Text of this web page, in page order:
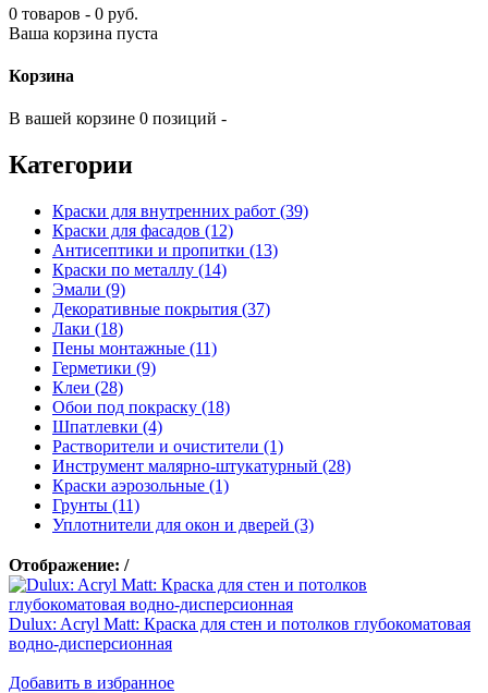
0 товаров - 0 руб.
Ваша корзина пуста
Корзина
В вашей корзине 0 позиций -
Категории
Краски для внутренних работ (39)
Краски для фасадов (12)
Антисептики и пропитки (13)
Краски по металлу (14)
Эмали (9)
Декоративные покрытия (37)
Лаки (18)
Пены монтажные (11)
Герметики (9)
Клеи (28)
Обои под покраску (18)
Шпатлевки (4)
Растворители и очистители (1)
Инструмент малярно-штукатурный (28)
Краски аэрозольные (1)
Грунты (11)
Уплотнители для окон и дверей (3)
Отображение: /
Dulux: Acryl Matt: Краска для стен и потолков глубокоматовая
водно-дисперсионная
Добавить в избранное